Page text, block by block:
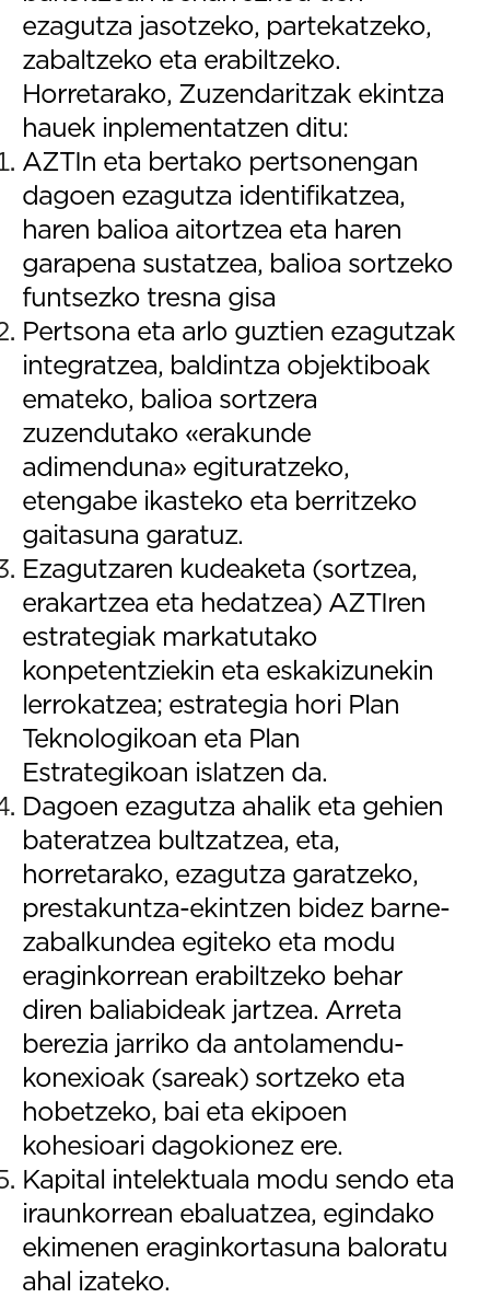
ezagutza jasotzeko, partekatzeko,
zabaltzeko eta erabiltzeko.
Horretarako, Zuzendaritzak ekintza
hauek inplementatzen ditu:
AZTIn eta bertako pertsonengan
dagoen ezagutza identifikatzea,
haren balioa aitortzea eta haren
garapena sustatzea, balioa sortzeko
funtsezko tresna gisa
Pertsona eta arlo guztien ezagutzak
integratzea, baldintza objektiboak
emateko, balioa sortzera
zuzendutako «erakunde
adimenduna» egituratzeko,
etengabe ikasteko eta berritzeko
gaitasuna garatuz.
Ezagutzaren kudeaketa (sortzea,
erakartzea eta hedatzea) AZTIren
estrategiak markatutako
konpetentziekin eta eskakizunekin
lerrokatzea; estrategia hori Plan
Teknologikoan eta Plan
Estrategikoan islatzen da.
Dagoen ezagutza ahalik eta gehien
bateratzea bultzatzea, eta,
horretarako, ezagutza garatzeko,
prestakuntza-ekintzen bidez barne-
zabalkundea egiteko eta modu
eraginkorrean erabiltzeko behar
diren baliabideak jartzea. Arreta
berezia jarriko da antolamendu-
konexioak (sareak) sortzeko eta
hobetzeko, bai eta ekipoen
kohesioari dagokionez ere.
Kapital intelektuala modu sendo eta
iraunkorrean ebaluatzea, egindako
ekimenen eraginkortasuna baloratu
ahal izateko.